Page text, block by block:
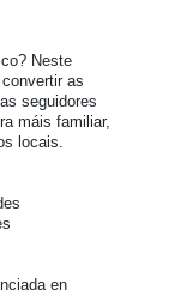
Neste
as
seguidores
máis familiar,
locais.
en